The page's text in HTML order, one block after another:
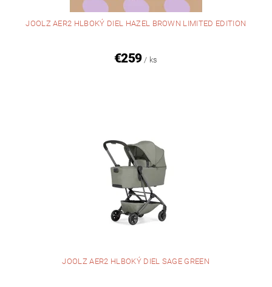
JOOLZ AER2 HLBOKÝ DIEL HAZEL BROWN LIMITED EDITION
€259 / ks
JOOLZ AER2 HLBOKÝ DIEL SAGE GREEN